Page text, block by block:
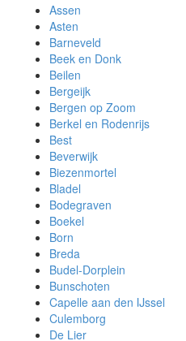
Assen
Asten
Barneveld
Beek en Donk
Beilen
Bergeijk
Bergen op Zoom
Berkel en Rodenrijs
Best
Beverwijk
Biezenmortel
Bladel
Bodegraven
Boekel
Born
Breda
Budel-Dorplein
Bunschoten
Capelle aan den IJssel
Culemborg
De Lier